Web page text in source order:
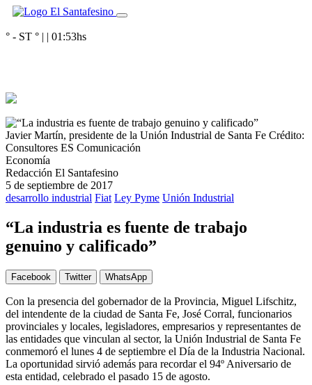
° - ST ° | | 01:53hs
Javier Martín, presidente de la Unión Industrial de Santa Fe Crédito:
Consultores ES Comunicación
Economía
Redacción El Santafesino
5 de septiembre de 2017
desarrollo industrial Fiat Ley Pyme Unión Industrial
“La industria es fuente de trabajo
genuino y calificado”
Facebook Twitter WhatsApp
Con la presencia del gobernador de la Provincia, Miguel Lifschitz,
del intendente de la ciudad de Santa Fe, José Corral, funcionarios
provinciales y locales, legisladores, empresarios y representantes de
las entidades que vinculan al sector, la Unión Industrial de Santa Fe
conmemoró el lunes 4 de septiembre el Día de la Industria Nacional.
La oportunidad sirvió además para recordar el 94º Aniversario de
esta entidad, celebrado el pasado 15 de agosto.